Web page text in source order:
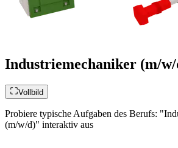
Industriemechaniker (m/w/
Vollbild
Probiere typische Aufgaben des Berufs:
(m/w/d)" interaktiv aus